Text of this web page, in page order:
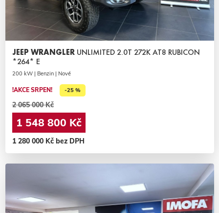
JEEP WRANGLER UNLIMITED 2.0T 272K AT8 RUBICON
*264* E
200 kW | Benzin | Nové
!AKCE SRPEN! -25 %
2 065 000 Kč
1 548 800 Kč
1 280 000 Kč bez DPH